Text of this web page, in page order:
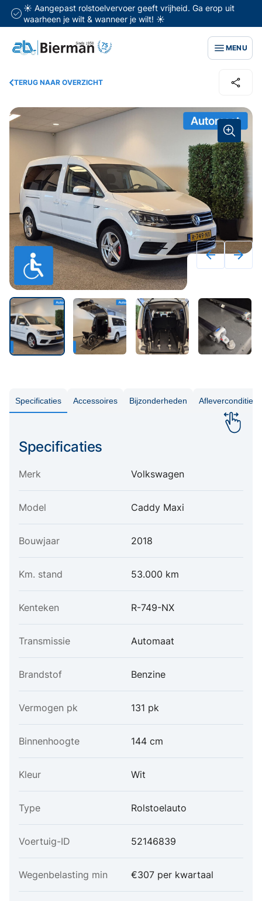
☀️ Aangepast rolstoelvervoer geeft vrijheid. Ga erop uit
waarheen je wilt & wanneer je wilt! ☀️
MENU
TERUG NAAR OVERZICHT
Specificaties Accessoires Bijzonderheden Aflevercondities
Specificaties
Merk Volkswagen
Model Caddy Maxi
Bouwjaar 2018
Km. stand 53.000 km
Kenteken R-749-NX
Transmissie Automaat
Brandstof Benzine
Vermogen pk 131 pk
Binnenhoogte 144 cm
Kleur Wit
Type Rolstoelauto
Voertuig-ID 52146839
Wegenbelasting min €307 per kwartaal